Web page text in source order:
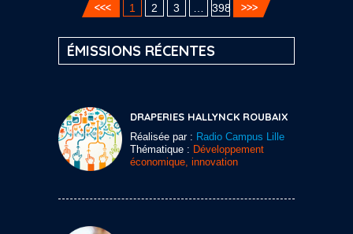
1 2 3 398
ÉMISSIONS RÉCENTES
DRAPERIES HALLYNCK ROUBAIX
Réalisée par : Radio Campus Lille
Thématique : Développement
économique, innovation